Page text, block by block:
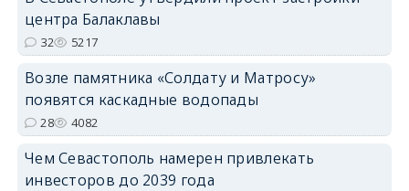
центра Балаклавы
32 5217
Возле памятника «Солдату и Матросу»
появятся каскадные водопады
28 4082
Чем Севастополь намерен привлекать
инвесторов до 2039 года